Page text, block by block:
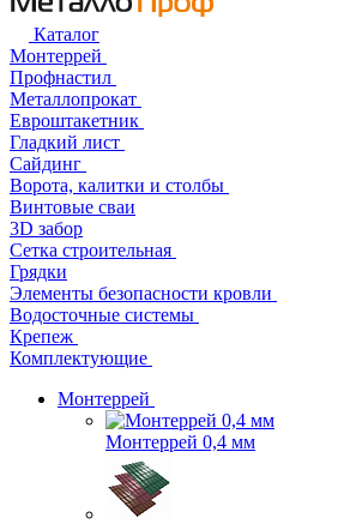
Каталог
Монтеррей
Профнастил
Металлопрокат
Евроштакетник
Гладкий лист
Сайдинг
Ворота, калитки и столбы
Винтовые сваи
3D забор
Сетка строительная
Грядки
Элементы безопасности кровли
Водосточные системы
Крепеж
Комплектующие
Монтеррей
Монтеррей 0,4 мм